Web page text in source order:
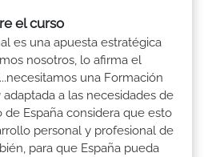
el curso
es una apuesta estratégica
nosotros, lo afirma el
una Formación
a las necesidades de
de España considera que esto
personal y profesional de
para que España pueda